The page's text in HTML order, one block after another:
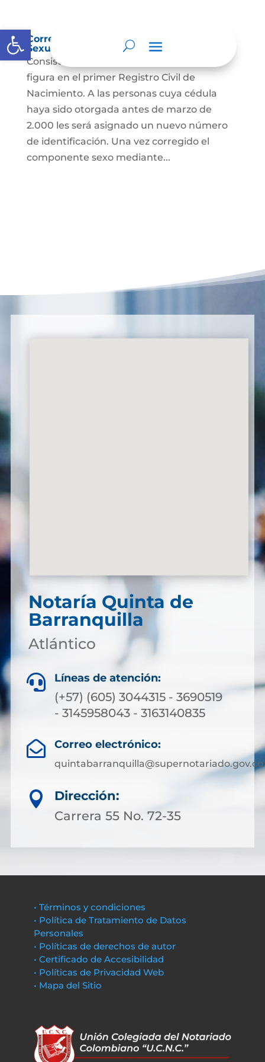
Abrir barra de herramientas
Corrección Componente de Identidad
Sexual en el Registro Civil de Nacimiento
Consiste en el cambio legal del sexo que
figura en el primer Registro Civil de
Nacimiento. A las personas cuya cédula
haya sido otorgada antes de marzo de
2.000 les será asignado un nuevo número
de identificación. Una vez corregido el
componente sexo mediante...
Notaría Quinta de
Barranquilla
Atlántico
 Líneas de atención:
(+57) (605) 3044315 - 3690519
- 3145958043 - 3163140835
 Correo electrónico:
quintabarranquilla@supernotariado.gov.co

Dirección:
Carrera 55 No. 72-35
• Términos y condiciones
• Política de Tratamiento de Datos
Personales
• Políticas de derechos de autor
• Certificado de Accesibilidad
• Políticas de Privacidad Web
• Mapa del Sitio